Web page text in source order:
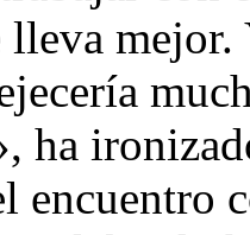
lleva
ha